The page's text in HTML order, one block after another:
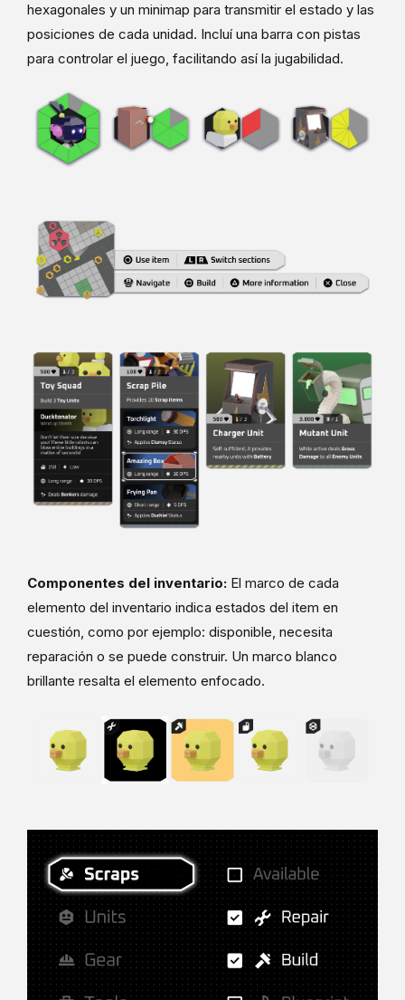
hexagonales y un minimap para transmitir el estado y las
posiciones de cada unidad. Incluí una barra con pistas
para controlar el juego, facilitando así la jugabilidad.
Componentes del inventario: El marco de cada
elemento del inventario indica estados del item en
cuestión, como por ejemplo: disponible, necesita
reparación o se puede construir. Un marco blanco
brillante resalta el elemento enfocado.